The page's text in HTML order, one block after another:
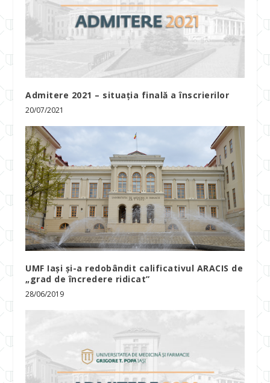
Admitere 2021 – situația finală a înscrierilor
20/07/2021
UMF Iași și-a redobândit calificativul ARACIS de
„grad de încredere ridicat”
28/06/2019